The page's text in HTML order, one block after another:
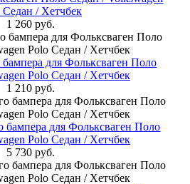
Седан / Хетчбек
1 260 руб.
для Фольксваген Поло
Polo Седан / Хетчбек
1 210 руб.
бампера для Фольксваген Поло
Polo Седан / Хетчбек
5 730 руб.